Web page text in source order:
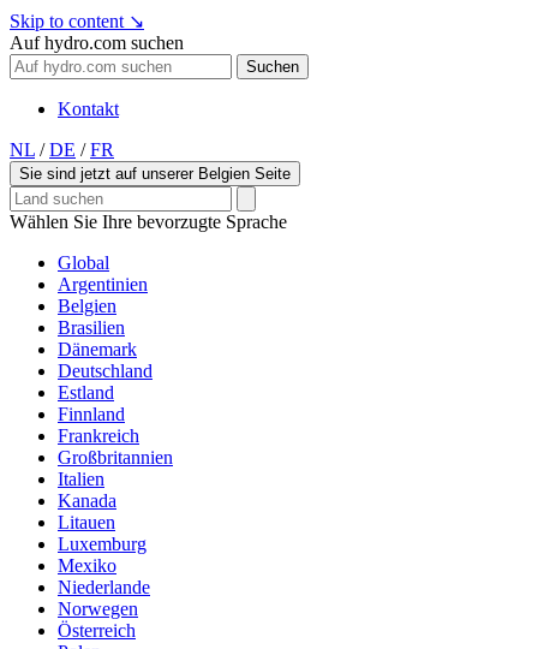
Skip to content ↘
Auf hydro.com suchen
Suchen
Kontakt
NL / DE / FR
Sie sind jetzt auf unserer Belgien Seite
Wählen Sie Ihre bevorzugte Sprache
Global
Argentinien
Belgien
Brasilien
Dänemark
Deutschland
Estland
Finnland
Frankreich
Großbritannien
Italien
Kanada
Litauen
Luxemburg
Mexiko
Niederlande
Norwegen
Österreich